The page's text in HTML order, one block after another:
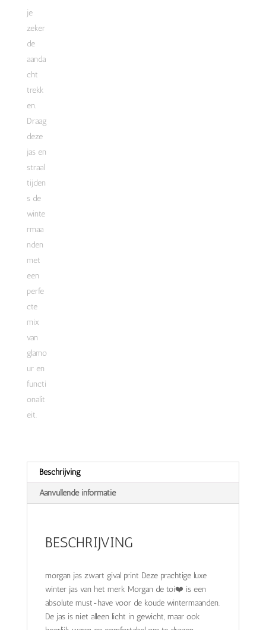
Beschrijving
Aanvullende informatie
BESCHRIJVING
morgan jas zwart gival print Deze prachtige luxe
winter jas van het merk Morgan de toi❤️ is een
absolute must-have voor de koude wintermaanden.
De jas is niet alleen licht in gewicht, maar ook